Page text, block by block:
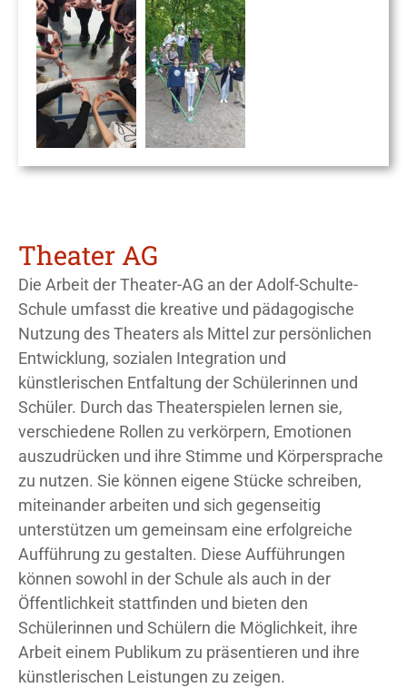
Theater AG
Die Arbeit der Theater-AG an der Adolf-Schulte-
Schule umfasst die kreative und pädagogische
Nutzung des Theaters als Mittel zur persönlichen
Entwicklung, sozialen Integration und
künstlerischen Entfaltung der Schülerinnen und
Schüler. Durch das Theaterspielen lernen sie,
verschiedene Rollen zu verkörpern, Emotionen
auszudrücken und ihre Stimme und Körpersprache
zu nutzen. Sie können eigene Stücke schreiben,
miteinander arbeiten und sich gegenseitig
unterstützen um gemeinsam eine erfolgreiche
Aufführung zu gestalten. Diese Aufführungen
können sowohl in der Schule als auch in der
Öffentlichkeit stattfinden und bieten den
Schülerinnen und Schülern die Möglichkeit, ihre
Arbeit einem Publikum zu präsentieren und ihre
künstlerischen Leistungen zu zeigen.